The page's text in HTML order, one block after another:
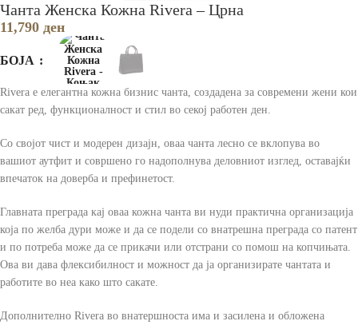
Чанта Женска Кожна Rivera – Црна
11,790 ден
БОЈА
Rivera е елегантна кожна бизнис чанта, создадена за современи жени кои
сакат ред, функционалност и стил во секој работен ден.
Со својот чист и модерен дизајн, оваа чанта лесно се вклопува во
вашиот аутфит и совршено го надополнува деловниот изглед, оставајќи
впечаток на доверба и префинетост.
Главната преграда кај оваа кожна чанта ви нуди практична организација
која по желба дури може и да се подели со внатрешна преграда со патент
и по потреба може да се прикачи или отстрани со помош на копчињата.
Ова ви дава флексибилност и можност да ја организирате чантата и
работите во неа како што сакате.
Дополнително Rivera во внатершноста има и засилена и обложена